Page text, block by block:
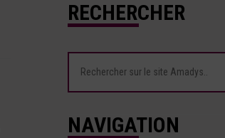
RECHERCHER
NAVIGATION